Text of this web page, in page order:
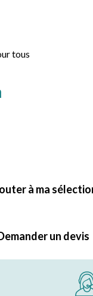
tous
à ma
un devis